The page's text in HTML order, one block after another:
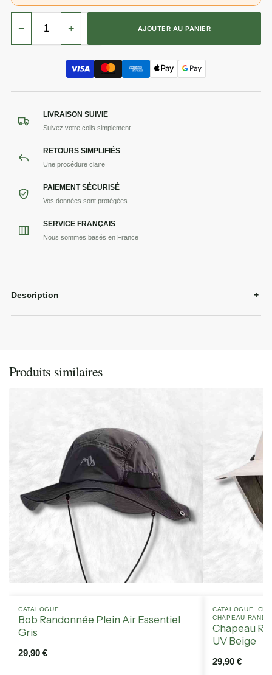
− + AJOUTER AU PANIER
LIVRAISON SUIVIE
Suivez votre colis simplement
RETOURS SIMPLIFIÉS
Une procédure claire
PAIEMENT SÉCURISÉ
Vos données sont protégées
SERVICE FRANÇAIS
Nous sommes basés en France
Description +
Produits similaires
CATALOGUE
Bob Randonnée Plein Air Essentiel
Gris
29,90 €
CATALOGUE
CHAPEAU
Chapeau
UV Beige
29,90 €